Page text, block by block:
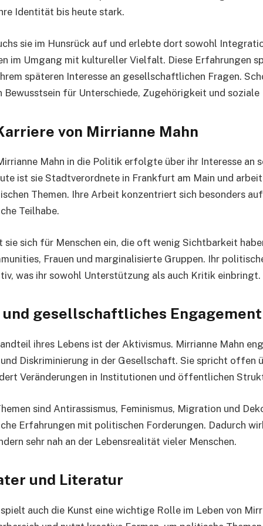
Identität bis heute stark.
sie im Hunsrück auf und erlebte dort sowohl
im Umgang mit kultureller Vielfalt. Diese Erfahrungen
späteren Interesse an gesellschaftlichen Fragen.
Bewusstsein für Unterschiede, Zugehörigkeit und
von Mirrianne Mahn
Mahn in die Politik erfolgte über ihr Interesse an
ist sie Stadtverordnete in Frankfurt am Main und
Themen. Ihre Arbeit konzentriert sich besonders
Teilhabe.
sich für Menschen ein, die oft wenig Sichtbarkeit
Frauen und marginalisierte Gruppen. Ihr
was ihr sowohl Unterstützung als auch Kritik einbringt.
gesellschaftliches Engagement
ihres Lebens ist der Aktivismus. Mirrianne Mahn
Diskriminierung in der Gesellschaft. Sie spricht offen
Veränderungen in Institutionen und öffentlichen
sind Antirassismus, Feminismus, Migration und
Erfahrungen mit politischen Forderungen. Dadurch
sehr nah an der Lebensrealität vieler Menschen.
und Literatur
auch die Kunst eine wichtige Rolle im Leben von